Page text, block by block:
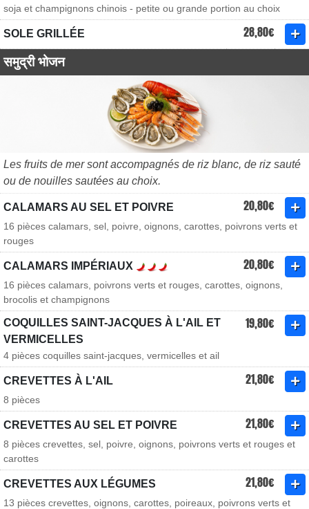
soja et champignons chinois - petite ou grande portion au choix
SOLE GRILLÉE 28,80€
समुद्री भोजन
Les fruits de mer sont accompagnés de riz blanc, de riz sauté
ou de nouilles sautées au choix.
CALAMARS AU SEL ET POIVRE 20,80€
16 pièces calamars, sel, poivre, oignons, carottes, poivrons verts et
rouges
CALAMARS IMPÉRIAUX 20,80€
16 pièces calamars, poivrons verts et rouges, carottes, oignons,
brocolis et champignons
COQUILLES SAINT-JACQUES À L'AIL ET
VERMICELLES
19,80€
4 pièces coquilles saint-jacques, vermicelles et ail
CREVETTES À L'AIL 21,80€
8 pièces
CREVETTES AU SEL ET POIVRE 21,80€
8 pièces crevettes, sel, poivre, oignons, poivrons verts et rouges et
carottes
CREVETTES AUX LÉGUMES 21,80€
13 pièces crevettes, oignons, carottes, poireaux, poivrons verts et